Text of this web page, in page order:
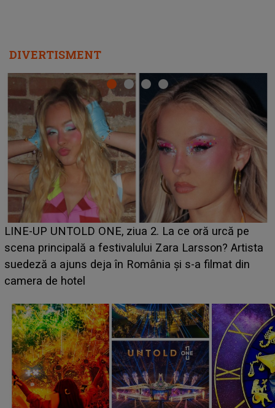
DIVERTISMENT
Ce a dezvăluit noua concurentă din "Casa Iubirii" l-a
luat prin surprindere pe Emanuel. CINE ESTE
BĂIATUL VIZAT de Alexandra?! Aflându-se în fața
faptului împlinit, A RECUNOSCUT IMEDIAT: "Am